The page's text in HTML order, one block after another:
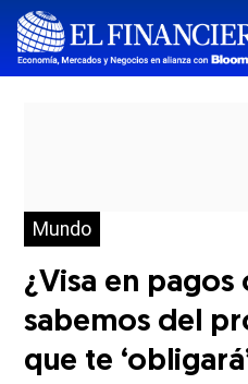
Mundo
¿Visa en pagos
sabemos del
que te